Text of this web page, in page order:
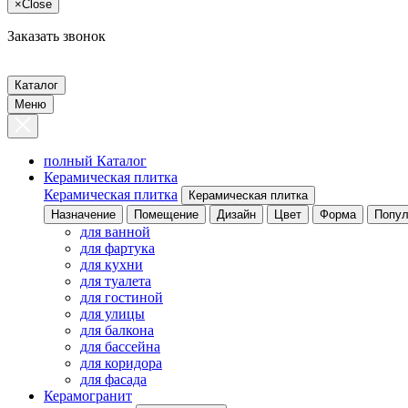
×Close
Заказать звонок
Каталог
Меню
полный Каталог
Керамическая плитка
Керамическая плитка
Керамическая плитка
Назначение
Помещение Дизайн Цвет Форма
для ванной
для фартука
для кухни
для туалета
для гостиной
для улицы
для балкона
для бассейна
для коридора
для фасада
Керамогранит